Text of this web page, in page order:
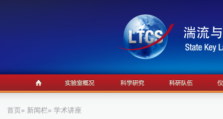
首页» 新闻栏» 学术讲座